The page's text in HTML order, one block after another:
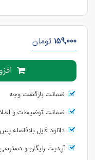
159,000 تومان
ضمانت بازگشت وجه
ضمانت توضیحات و
دانلود فایل بلافاصله
آپدیت رایگان و دسترسی